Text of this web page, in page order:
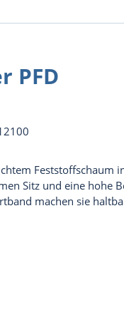
PFD
Feststoffschaum
Sitz und eine hohe
machen sie